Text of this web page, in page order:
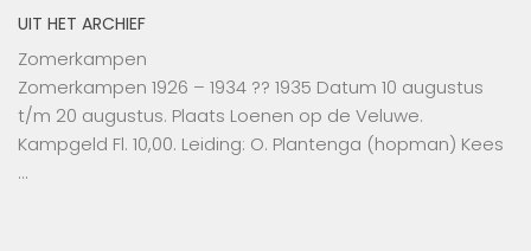
UIT HET ARCHIEF
Zomerkampen
Zomerkampen 1926 – 1934 ?? 1935 Datum 10 augustus
t/m 20 augustus. Plaats Loenen op de Veluwe.
Kampgeld Fl. 10,00. Leiding: O. Plantenga (hopman) Kees
…